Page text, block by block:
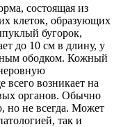
состоящая из
клеток, образующих
бугорок,
до 10 см в длину, у
ободком. Кожный
возникает на
органов. Обычно
но не всегда. Может
так и